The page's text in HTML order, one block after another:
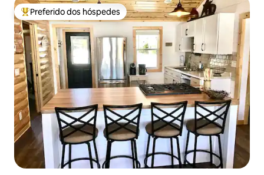
Entre os melhores preferidos dos hóspedes
Preferido dos hóspedes